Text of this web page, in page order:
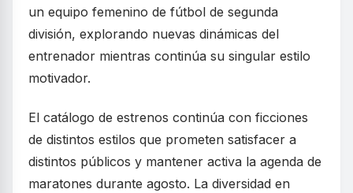
un equipo femenino de fútbol de segunda
división, explorando nuevas dinámicas del
entrenador mientras continúa su singular estilo
motivador.
El catálogo de estrenos continúa con ficciones
de distintos estilos que prometen satisfacer a
distintos públicos y mantener activa la agenda de
maratones durante agosto. La diversidad en